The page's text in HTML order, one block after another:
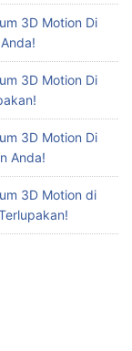
3D Motion Di
3D Motion Di
3D Motion Di
Anda!
3D Motion di